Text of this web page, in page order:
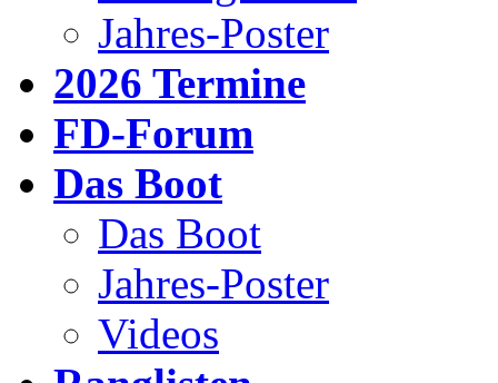
Jahres-Poster
2026 Termine
FD-Forum
Das Boot
Das Boot
Jahres-Poster
Videos